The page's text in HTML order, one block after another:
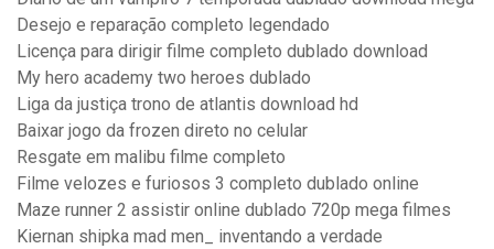
Desejo e reparação completo legendado
Licença para dirigir filme completo dublado download
My hero academy two heroes dublado
Liga da justiça trono de atlantis download hd
Baixar jogo da frozen direto no celular
Resgate em malibu filme completo
Filme velozes e furiosos 3 completo dublado online
Maze runner 2 assistir online dublado 720p mega filmes
Kiernan shipka mad men_ inventando a verdade